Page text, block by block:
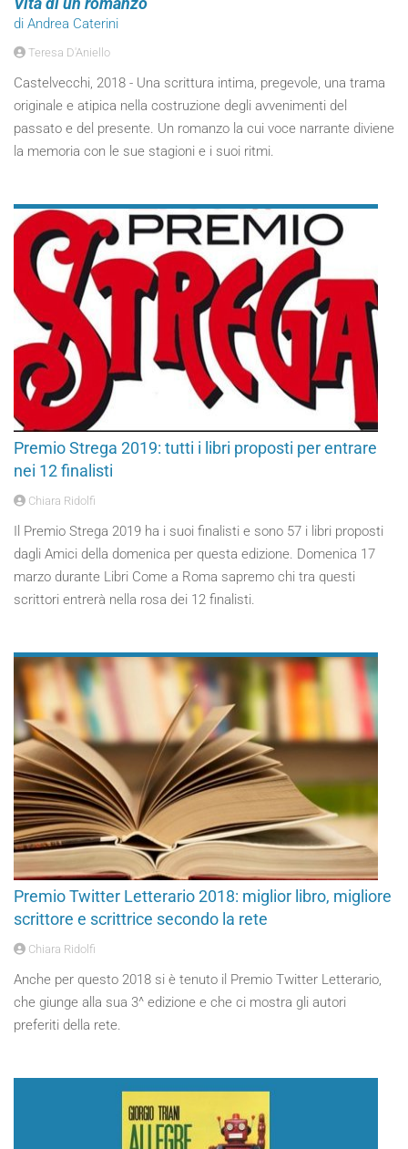
di Andrea Caterini
Teresa D'Aniello
Castelvecchi, 2018 - Una scrittura intima, pregevole, una trama
originale e atipica nella costruzione degli avvenimenti del
passato e del presente. Un romanzo la cui voce narrante diviene
la memoria con le sue stagioni e i suoi ritmi.
Premio Strega 2019: tutti i libri proposti per entrare
nei 12 finalisti
Chiara Ridolfi
Il Premio Strega 2019 ha i suoi finalisti e sono 57 i libri proposti
dagli Amici della domenica per questa edizione. Domenica 17
marzo durante Libri Come a Roma sapremo chi tra questi
scrittori entrerà nella rosa dei 12 finalisti.
Premio Twitter Letterario 2018: miglior libro, migliore
scrittore e scrittrice secondo la rete
Chiara Ridolfi
Anche per questo 2018 si è tenuto il Premio Twitter Letterario,
che giunge alla sua 3^ edizione e che ci mostra gli autori
preferiti della rete.